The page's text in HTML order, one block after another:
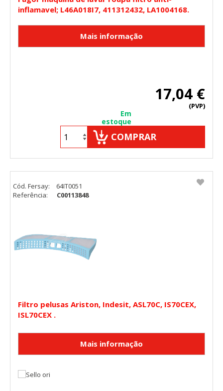
inflamavel; L46A018I7, 411312432, LA1004168.
17,04 €
(PVP)
Em
estoque
COMPRAR
Filtro pelusas Ariston, Indesit, ASL70C, IS70CEX,
ISL70CEX .
Cód. Fersay:
64IT0051
Referência:
C00113848